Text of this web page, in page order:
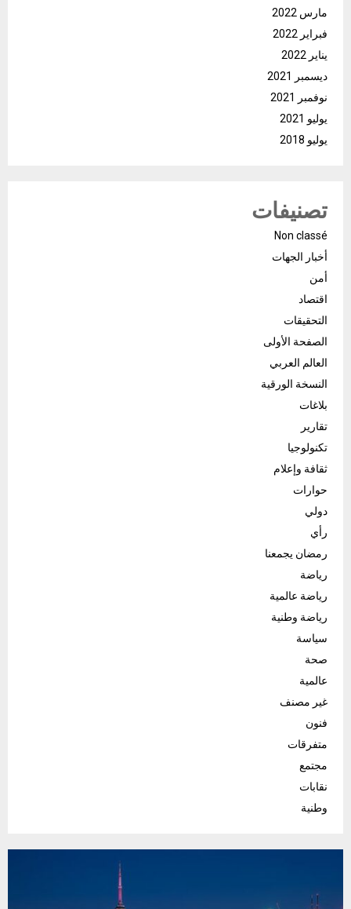
مارس 2022
فبراير 2022
يناير 2022
ديسمبر 2021
نوفمبر 2021
يوليو 2021
يوليو 2018
تصنيفات
Non classé
أخبار الجهات
أمن
اقتصاد
التحقيقات
الصفحة الأولى
العالم العربي
النسخة الورقية
بلاغات
تقارير
تكنولوجيا
ثقافة وإعلام
حوارات
دولي
رأي
رمضان يجمعنا
رياضة
رياضة عالمية
رياضة وطنية
سياسة
صحة
عالمية
غير مصنف
فنون
متفرقات
مجتمع
نقابات
وطنية